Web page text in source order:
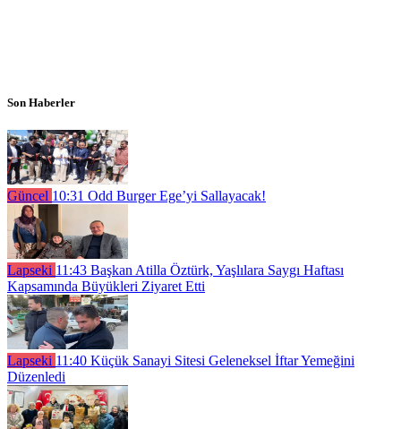
Son Haberler
Güncel 10:31 Odd Burger Ege’yi Sallayacak!
Lapseki 11:43 Başkan Atilla Öztürk, Yaşlılara Saygı Haftası
Kapsamında Büyükleri Ziyaret Etti
Lapseki 11:40 Küçük Sanayi Sitesi Geleneksel İftar Yemeğini
Düzenledi